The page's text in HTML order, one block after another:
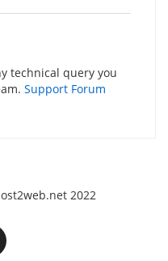
technical query you
Support Forum
2022